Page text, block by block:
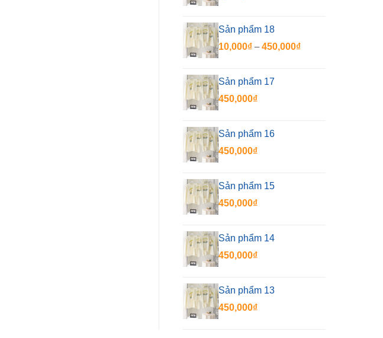
Sản phẩm 18
10,000₫ – 450,000₫Khoảng
Sản phẩm 17
450,000₫
Sản phẩm 16
450,000₫
Sản phẩm 15
450,000₫
Sản phẩm 14
450,000₫
Sản phẩm 13
450,000₫